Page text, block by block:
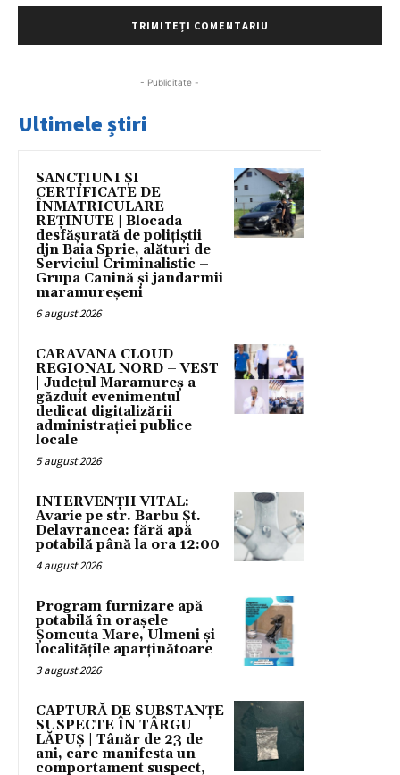
- Publicitate -
Ultimele știri
SANCȚIUNI ȘI
CERTIFICATE DE
ÎNMATRICULARE
REȚINUTE | Blocada
desfășurată de polițiștii
djn Baia Sprie, alături de
Serviciul Criminalistic –
Grupa Canină și jandarmii
maramureșeni
6 august 2026
CARAVANA CLOUD
REGIONAL NORD – VEST
| Județul Maramureș a
găzduit evenimentul
dedicat digitalizării
administrației publice
locale
5 august 2026
INTERVENȚII VITAL:
Avarie pe str. Barbu Șt.
Delavrancea: fără apă
potabilă până la ora 12:00
4 august 2026
Program furnizare apă
potabilă în orașele
Șomcuta Mare, Ulmeni și
localitățile aparținătoare
3 august 2026
CAPTURĂ DE SUBSTANȚE
SUSPECTE ÎN TÂRGU
LĂPUȘ | Tânăr de 23 de
ani, care manifesta un
comportament suspect,